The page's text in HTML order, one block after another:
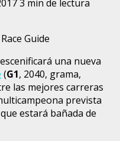
3 min de lectura
Guide
una nueva
(G1, 2040, grama,
las mejores carreras
prevista
estará bañada de